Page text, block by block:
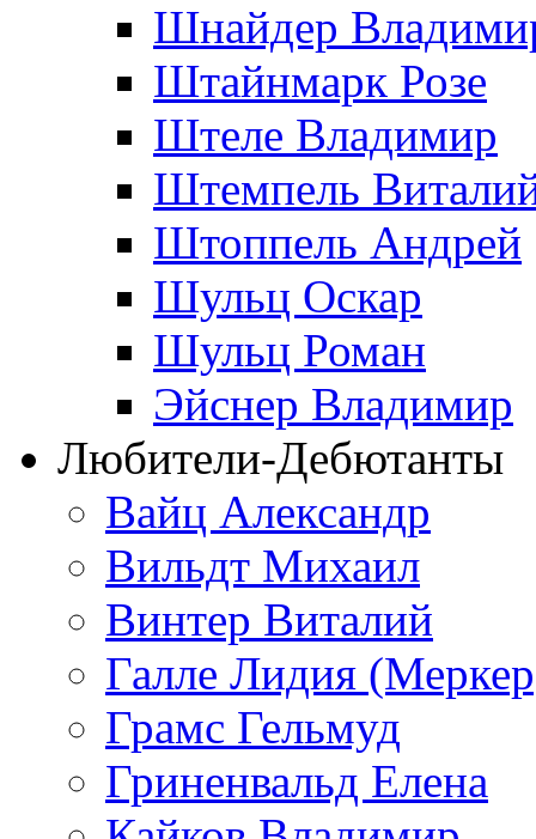
Шнайдер
Штайнмарк Розe
Штеле Владимир
Штемпель
Штоппель Андрей
Шульц Оскар
Шульц Роман
Эйснер Владимир
Любители-Дебютанты
Вайц Александр
Вильдт Михаил
Винтер Виталий
Галле Лидия
Грамс Гельмуд
Гриненвальд Елена